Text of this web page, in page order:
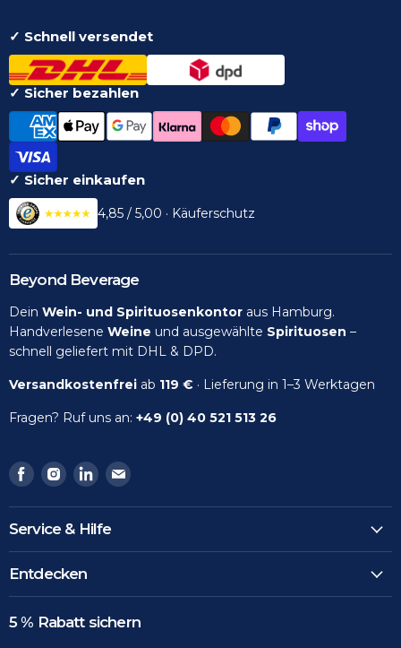
✓ Schnell versendet
✓ Sicher bezahlen
✓ Sicher einkaufen
4,85 / 5,00 · Käuferschutz
Beyond Beverage
Dein Wein- und Spirituosenkontor aus Hamburg.
Handverlesene Weine und ausgewählte Spirituosen –
schnell geliefert mit DHL & DPD.
Versandkostenfrei ab 119 € · Lieferung in 1–3 Werktagen
Fragen? Ruf uns an: +49 (0) 40 521 513 26
Finden
Sie
uns
auf
Facebook
Finden
Sie
uns
auf
Instagram
Finden
Sie
uns
auf
LinkedIn
Finden
uns
Email
Service & Hilfe
Entdecken
5 % Rabatt sichern